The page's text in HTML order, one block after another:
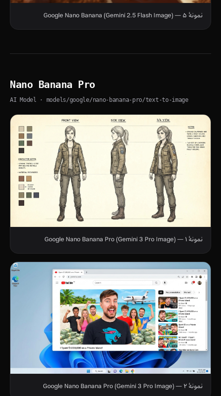
نمونهٔ ۵ — Google Nano Banana (Gemini 2.5 Flash Image)
Nano Banana Pro
AI Model · models/google/nano-banana-pro/text-to-image
نمونهٔ ۱ — Google Nano Banana Pro (Gemini 3 Pro Image)
نمونهٔ ۲ — Google Nano Banana Pro (Gemini 3 Pro Image)